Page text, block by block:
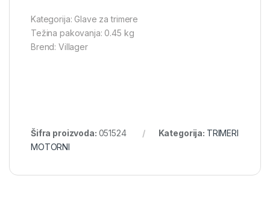
Kategorija: Glave za trimere
Težina pakovanja: 0.45 kg
Brend: Villager
Šifra proizvoda: 051524 Kategorija: TRIMERI
MOTORNI